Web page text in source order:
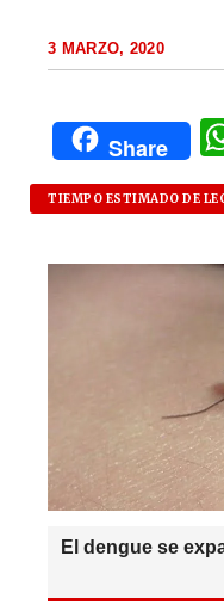
3 MARZO, 2020
Share
TIEMPO ESTIMADO DE
El dengue se